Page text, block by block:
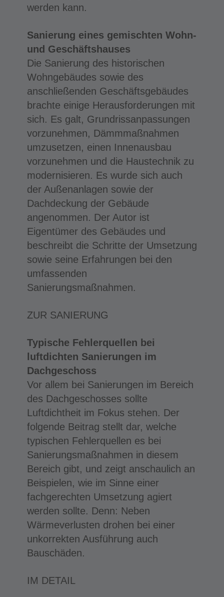
werden kann.
Sanierung eines gemischten Wohn-
und Geschäftshauses
Die Sanierung des historischen
Wohngebäudes sowie des
anschließenden Geschäftsgebäudes
brachte einige Herausforderungen mit
sich. Es galt, Grundrissanpassungen
vorzunehmen, Dämmmaßnahmen
umzusetzen, einen Innenausbau
vorzunehmen und die Haustechnik zu
modernisieren. Es wurde sich auch
der Außenanlagen sowie der
Dachdeckung der Gebäude
angenommen. Der Autor ist
Eigentümer des Gebäudes und
beschreibt die Schritte der Umsetzung
sowie seine Erfahrungen bei den
umfassenden
Sanierungsmaßnahmen.
ZUR SANIERUNG
Typische Fehlerquellen bei
luftdichten Sanierungen im
Dachgeschoss
Vor allem bei Sanierungen im Bereich
des Dachgeschosses sollte
Luftdichtheit im Fokus stehen. Der
folgende Beitrag stellt dar, welche
typischen Fehlerquellen es bei
Sanierungsmaßnahmen in diesem
Bereich gibt, und zeigt anschaulich an
Beispielen, wie im Sinne einer
fachgerechten Umsetzung agiert
werden sollte. Denn: Neben
Wärmeverlusten drohen bei einer
unkorrekten Ausführung auch
Bauschäden.
IM DETAIL